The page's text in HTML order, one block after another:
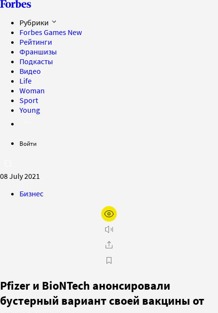
Рубрики
Forbes Games New
Рейтинги
Франшизы
Подкасты
Видео
Life
Woman
Sport
Young
Войти
08 July 2021
Бизнес
Pfizer и BioNTech анонсировали
бустерный вариант своей вакцины от